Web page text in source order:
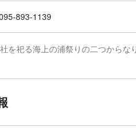
893-1139
を祀る海上の浦祭りの二つからな